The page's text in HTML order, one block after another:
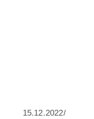
15.12.2022/